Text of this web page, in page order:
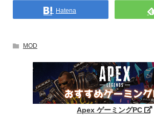
Hatena
MOD
Apex ゲーミングPC